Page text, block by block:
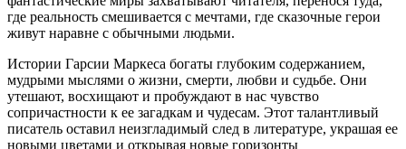
где реальность смешивается с мечтами, где сказочные герои
живут наравне с обычными людьми.
Истории Гарсии Маркеса богаты глубоким содержанием,
мудрыми мыслями о жизни, смерти, любви и судьбе. Они
утешают, восхищают и пробуждают в нас чувство
сопричастности к ее загадкам и чудесам. Этот талантливый
писатель оставил неизгладимый след в литературе, украшая ее
новыми цветами и открывая новые горизонты